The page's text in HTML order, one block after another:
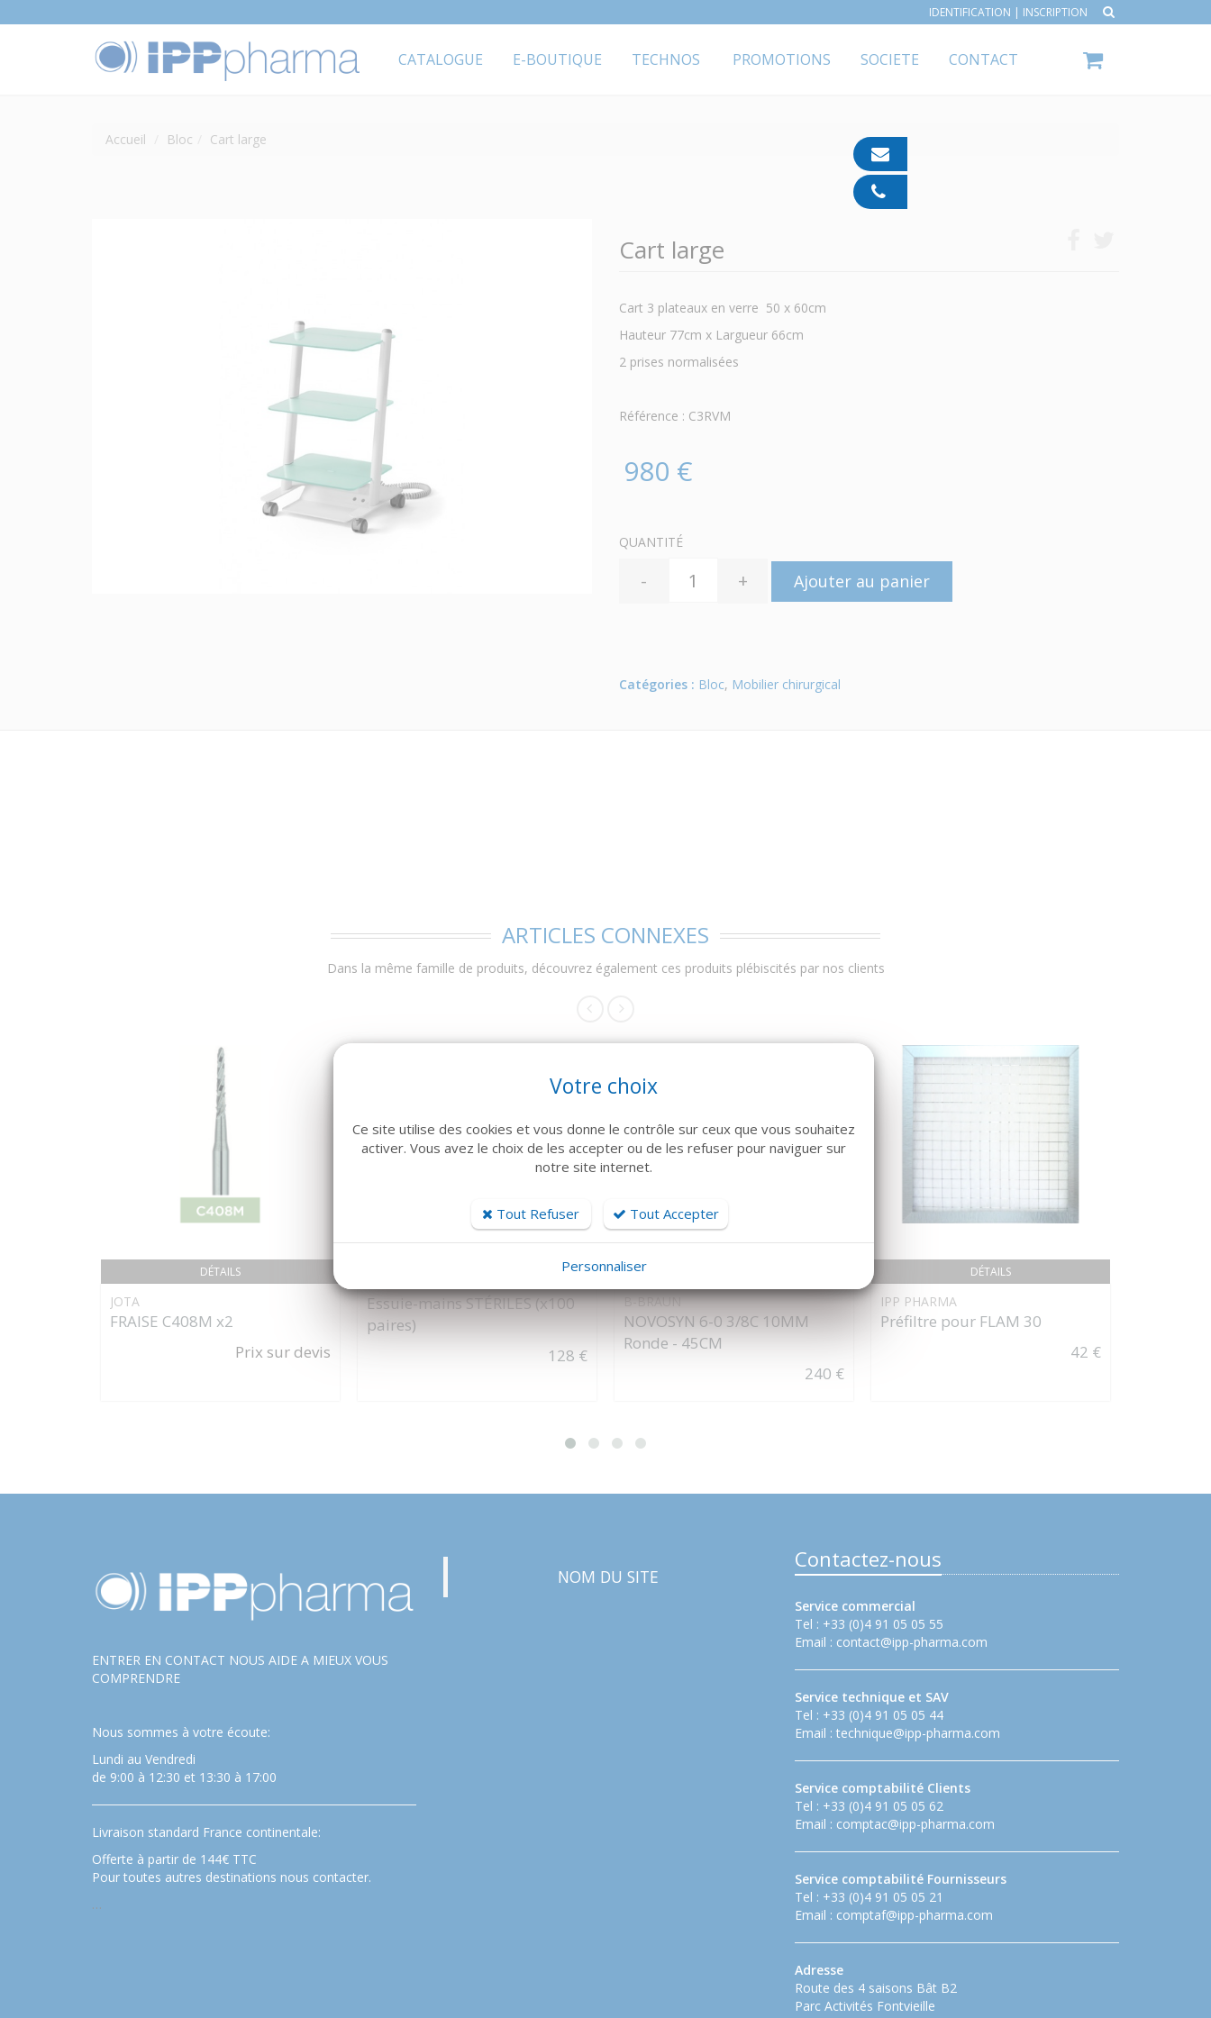
IDENTIFICATION | INSCRIPTION
CATALOGUE E-BOUTIQUE TECHNOS PROMOTIONS SOCIETE CONTACT
Accueil Bloc Cart large
Cart large
Cart 3 plateaux en verre 50 x 60cm
Hauteur 77cm x Largueur 66cm
2 prises normalisées
Référence : C3RVM
980 €
QUANTITÉ
- + Ajouter au panier
Catégories : Bloc, Mobilier chirurgical
ARTICLES CONNEXES
Dans la même famille de produits, découvrez également ces produits plébiscités par nos clients
DÉTAILS
JOTA
FRAISE C408M x2
Prix sur devis
Essuie-mains STÉRILES (x100
paires)
128 €
B-BRAUN
NOVOSYN 6-0 3/8C 10MM
Ronde - 45CM
240 €
DÉTAILS
IPP PHARMA
Préfiltre pour FLAM 30
42 €
ENTRER EN CONTACT NOUS AIDE A MIEUX VOUS
COMPRENDRE
Nous sommes à votre écoute:
Lundi au Vendredi
de 9:00 à 12:30 et 13:30 à 17:00
Livraison standard France continentale:
Offerte à partir de 144€ TTC
Pour toutes autres destinations nous contacter.
…
NOM DU SITE
Contactez-nous
Service commercial
Tel : +33 (0)4 91 05 05 55
Email : contact@ipp-pharma.com
Service technique et SAV
Tel : +33 (0)4 91 05 05 44
Email : technique@ipp-pharma.com
Service comptabilité Clients
Tel : +33 (0)4 91 05 05 62
Email : comptac@ipp-pharma.com
Service comptabilité Fournisseurs
Tel : +33 (0)4 91 05 05 21
Email : comptaf@ipp-pharma.com
Adresse
Route des 4 saisons Bât B2
Parc Activités Fontvieille
pharma.com
91
Votre choix
Ce site utilise des cookies et vous donne le contrôle sur ceux que vous souhaitez
activer. Vous avez le choix de les accepter ou de les refuser pour naviguer sur
notre site internet.
Tout Refuser Tout Accepter
Personnaliser